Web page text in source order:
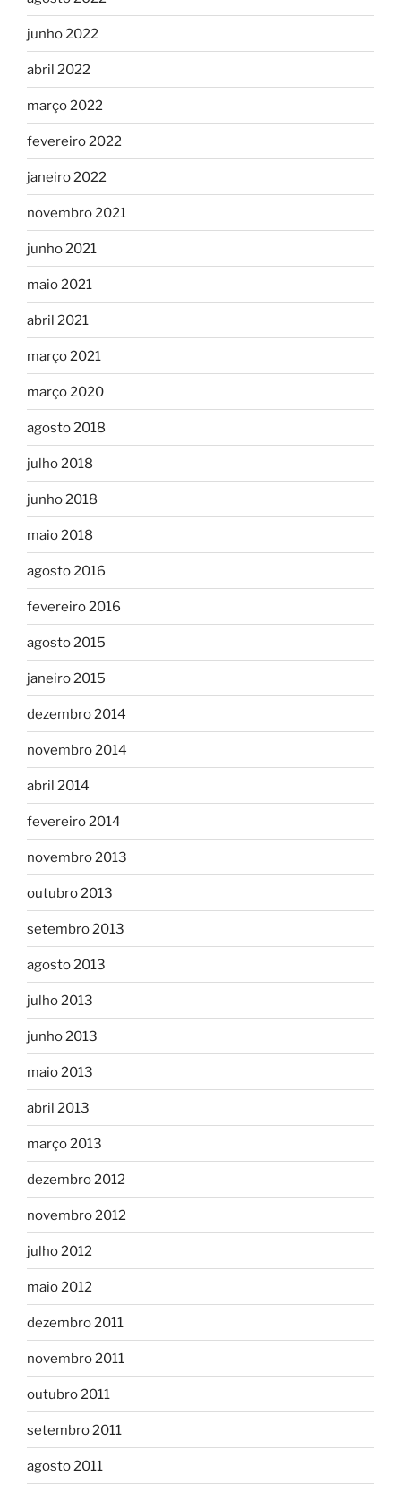
junho 2022
abril 2022
março 2022
fevereiro 2022
janeiro 2022
novembro 2021
junho 2021
maio 2021
abril 2021
março 2021
março 2020
agosto 2018
julho 2018
junho 2018
maio 2018
agosto 2016
fevereiro 2016
agosto 2015
janeiro 2015
dezembro 2014
novembro 2014
abril 2014
fevereiro 2014
novembro 2013
outubro 2013
setembro 2013
agosto 2013
julho 2013
junho 2013
maio 2013
abril 2013
março 2013
dezembro 2012
novembro 2012
julho 2012
maio 2012
dezembro 2011
novembro 2011
outubro 2011
setembro 2011
agosto 2011